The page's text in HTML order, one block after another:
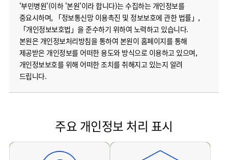
글로벌
얼라이언스
연혁
조직도
오시는길
의료진
입찰공고
부민병원
40주년
역사관
해운대부민병원
구포부민병원
부민
프레스티지
라이프케어센터
마곡
RUS
CHI
'부민병원'(이하 '본원'이라 합니다)는 수집하는 개인정보를
중요시하며, 「정보통신망 이용촉진 및 정보보호에 관한 법률」,
「개인정보보호법」을 준수하기 위하여 노력하고 있습니다.
본원은 개인정보처리방침을 통하여 본원이 홈페이지를 통해
제공받은 개인정보를 어떠한 용도와 방식으로 이용하고 있으며,
개인정보보호를 위해 어떠한 조치를 취해지고 있는지 알려
드립니다.
주요 개인정보 처리 표시